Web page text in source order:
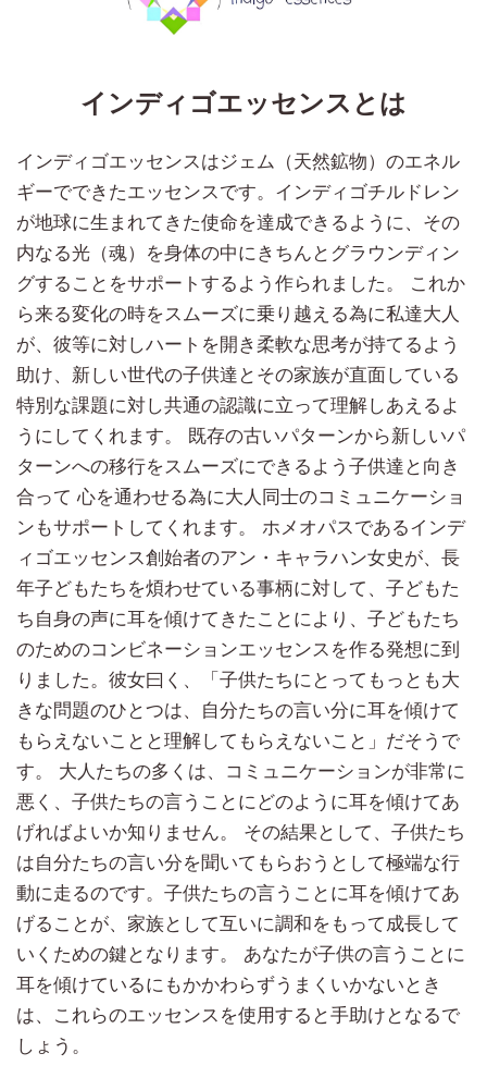
インディゴエッセンスとは
インディゴエッセンスはジェム（天然鉱物）のエネル
ギーでできたエッセンスです。インディゴチルドレン
が地球に生まれてきた使命を達成できるように、その
内なる光（魂）を身体の中にきちんとグラウンディン
グすることをサポートするよう作られました。 これか
ら来る変化の時をスムーズに乗り越える為に私達大人
が、彼等に対しハートを開き柔軟な思考が持てるよう
助け、新しい世代の子供達とその家族が直面している
特別な課題に対し共通の認識に立って理解しあえるよ
うにしてくれます。 既存の古いパターンから新しいパ
ターンへの移行をスムーズにできるよう子供達と向き
合って 心を通わせる為に大人同士のコミュニケーショ
ンもサポートしてくれます。 ホメオパスであるインデ
ィゴエッセンス創始者のアン・キャラハン女史が、長
年子どもたちを煩わせている事柄に対して、子どもた
ち自身の声に耳を傾けてきたことにより、子どもたち
のためのコンビネーションエッセンスを作る発想に到
りました。彼女曰く、「子供たちにとってもっとも大
きな問題のひとつは、自分たちの言い分に耳を傾けて
もらえないことと理解してもらえないこと」だそうで
す。 大人たちの多くは、コミュニケーションが非常に
悪く、子供たちの言うことにどのように耳を傾けてあ
げればよいか知りません。 その結果として、子供たち
は自分たちの言い分を聞いてもらおうとして極端な行
動に走るのです。子供たちの言うことに耳を傾けてあ
げることが、家族として互いに調和をもって成長して
いくための鍵となります。 あなたが子供の言うことに
耳を傾けているにもかかわらずうまくいかないとき
は、これらのエッセンスを使用すると手助けとなるで
しょう。